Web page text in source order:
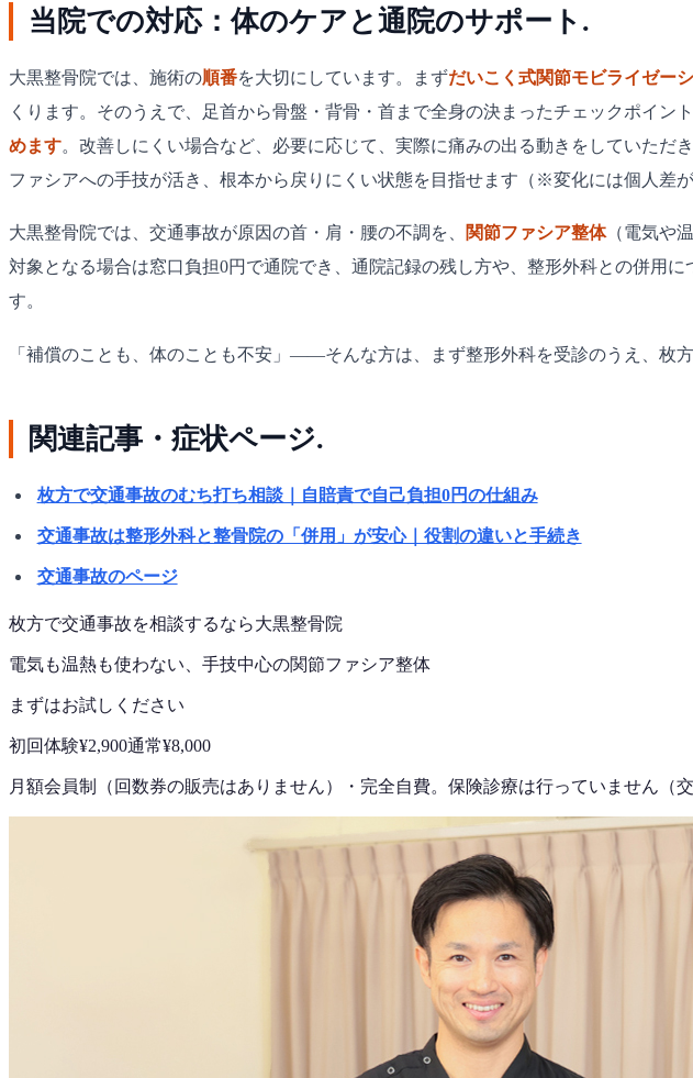
当院での対応：体のケアと通院のサポート.
大黒整骨院では、施術の順番を大切にしています。まずだいこく式関節モビライゼー
くります。そのうえで、足首から骨盤・背骨・首まで全身の決まったチェックポイント
めます。改善しにくい場合など、必要に応じて、実際に痛みの出る動きをしていた
ファシアへの手技が活き、根本から戻りにくい状態を目指せます（※変化には個人差が
大黒整骨院では、交通事故が原因の首・肩・腰の不調を、 関節ファシア整体（電気や
対象となる場合は窓口負担0円で通院でき、通院記録の残し方や、整形外科との併用
す。
「補償のことも、体のことも不安」——そんな方は、まず整形外科を受診のうえ、枚
関連記事・症状ページ.
枚方で交通事故のむち打ち相談｜自賠責で自己負担0円の仕組み
交通事故は整形外科と整骨院の「併用」が安心｜役割の違いと手続き
交通事故のページ
枚方で交通事故を相談するなら大黒整骨院
電気も温熱も使わない、手技中心の関節ファシア整体
まずはお試しください
初回体験¥2,900通常¥8,000
月額会員制（回数券の販売はありません） ・ 完全自費。保険診療は行っていません（